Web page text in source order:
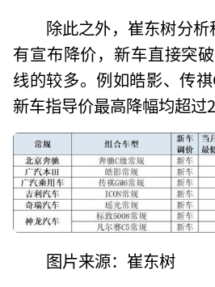
除此之外，崔东树分
有宣布降价，新车直接突
线的较多。例如皓影、传祺
新车指导价最高降幅均超过
图片来源：崔东树